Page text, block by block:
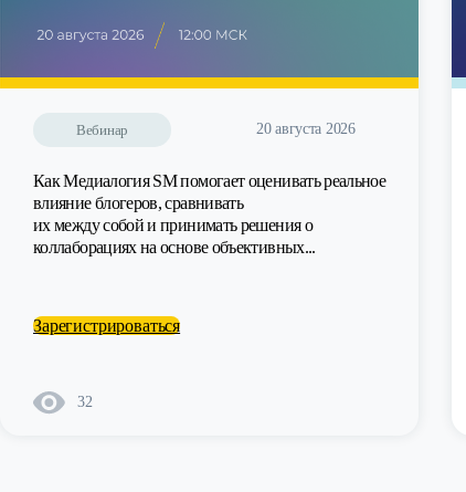
Вебинар 20 августа 2026
Как Медиалогия SM помогает оценивать реальное
влияние блогеров, сравнивать
их между собой и принимать решения о
коллаборациях на основе объективных...
Зарегистрироваться
32